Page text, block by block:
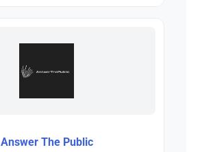
Answer The Public